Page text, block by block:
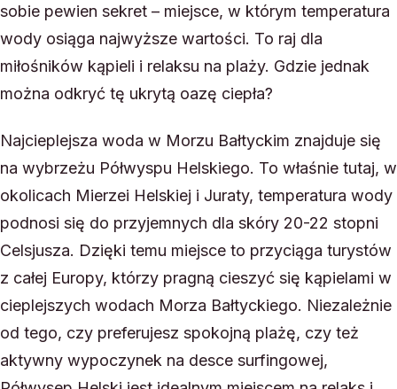
sobie pewien sekret – miejsce, w którym temperatura
wody osiąga najwyższe wartości. To raj dla
miłośników kąpieli i relaksu na plaży. Gdzie jednak
można odkryć tę ukrytą oazę ciepła?
Najcieplejsza woda w Morzu Bałtyckim znajduje się
na wybrzeżu Półwyspu Helskiego. To właśnie tutaj, w
okolicach Mierzei Helskiej i Juraty, temperatura wody
podnosi się do przyjemnych dla skóry 20-22 stopni
Celsjusza. Dzięki temu miejsce to przyciąga turystów
z całej Europy, którzy pragną cieszyć się kąpielami w
cieplejszych wodach Morza Bałtyckiego. Niezależnie
od tego, czy preferujesz spokojną plażę, czy też
aktywny wypoczynek na desce surfingowej,